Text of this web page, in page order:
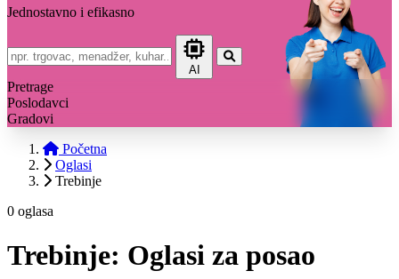
Jednostavno i efikasno
AI
Pretrage
Poslodavci
Gradovi
Početna
Oglasi
Trebinje
0 oglasa
Trebinje: Oglasi za posao